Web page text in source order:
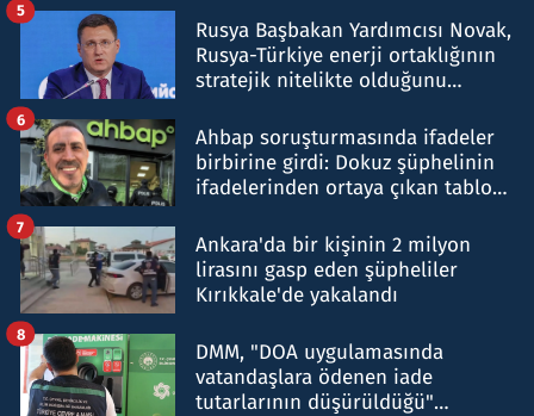
Rusya Başbakan Yardımcısı Novak,
Rusya-Türkiye enerji ortaklığının
stratejik nitelikte olduğunu
5
Ahbap soruşturmasında ifadeler
birbirine girdi: Dokuz şüphelinin
ifadelerinden ortaya çıkan tablo
6
Ankara'da bir kişinin 2 milyon
lirasını gasp eden şüpheliler
Kırıkkale'de yakalandı
7
DMM, "DOA uygulamasında
vatandaşlara ödenen iade
tutarlarının düşürüldüğü"
8